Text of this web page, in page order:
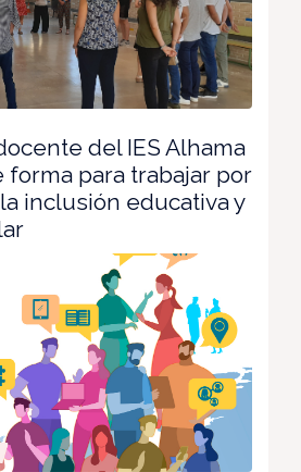
del IES Alhama
forma para trabajar por
inclusión educativa y